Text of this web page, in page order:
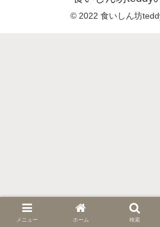
© 2022 食いしん坊
メニュー ホーム 検索